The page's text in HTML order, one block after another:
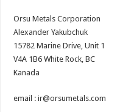
Orsu Metals Corporation
Alexander Yakubchuk
15782 Marine Drive, Unit 1
V4A 1B6 White Rock, BC
Kanada
email : ir@orsumetals.com